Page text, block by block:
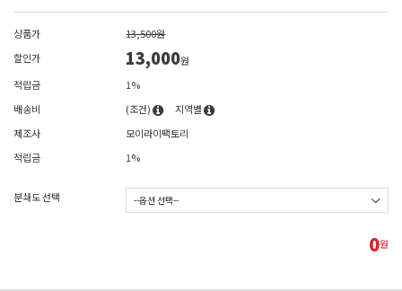
상품가
13,500원
할인가
13,000원
적립금
1%
배송비
(조건)
지역별
제조사
모이라이팩토리
적립금
1%
분쇄도 선택
0원